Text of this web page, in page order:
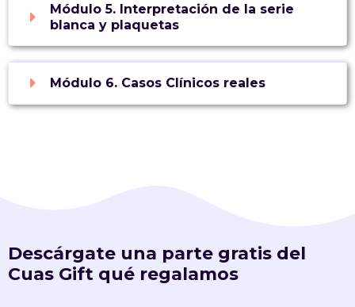
Módulo 5. Interpretación de la serie
blanca y plaquetas
Módulo 6. Casos Clínicos reales
Descárgate una parte gratis del
Cuas Gift qué regalamos